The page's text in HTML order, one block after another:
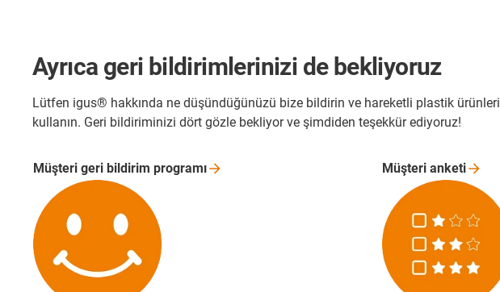
Ayrıca geri bildirimlerinizi de bekliyoruz
Lütfen igus® hakkında ne düşündüğünüzü bize bildirin ve hareketli plastik
kullanın. Geri bildiriminizi dört gözle bekliyor ve şimdiden teşekkür ediyoruz!
Müşteri geri bildirim programı Müşteri anketi